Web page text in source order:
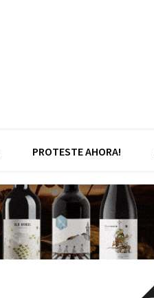
PROTESTE AHORA!